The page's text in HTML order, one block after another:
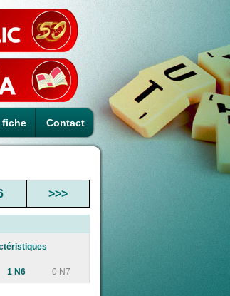
fiche Contact
>>>
1 N6 0 N7